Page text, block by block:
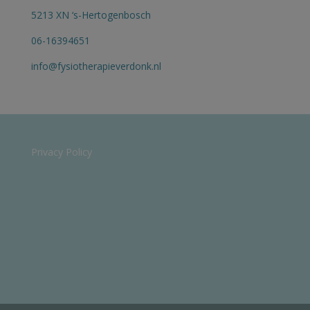
5213 XN ‘s-Hertogenbosch
06-16394651
info@fysiotherapieverdonk.nl
Privacy Policy